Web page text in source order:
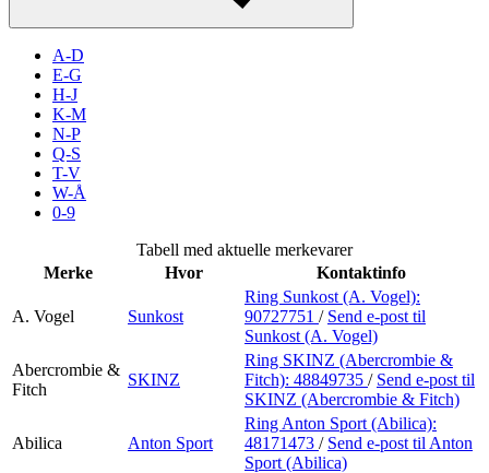
Inspirasjon
Søk
Praktisk informasjon
Ledige stillinger
Magasin
Gavekort
Finn frem
A-D
E-G
H-J
K-M
N-P
Q-S
T-V
W-Å
0-9
Tabell med aktuelle merkevarer
Merke
Hvor Kontaktinfo
A. Vogel Sunkost
Ring Sunkost (A. Vogel):
90727751 / Send e-post til
Sunkost (A. Vogel)
Abercrombie &
Fitch
SKINZ
Ring SKINZ (Abercrombie &
Fitch): 48849735 / Send e-post til
SKINZ (Abercrombie & Fitch)
Abilica Anton Sport
Ring Anton Sport (Abilica):
48171473 / Send e-post til Anton
Sport (Abilica)